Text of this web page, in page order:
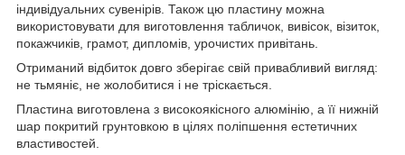
індивідуальних сувенірів. Також цю пластину можна
використовувати для виготовлення табличок, вивісок, візиток,
покажчиків, грамот, дипломів, урочистих привітань.
Отриманий відбиток довго зберігає свій привабливий вигляд:
не тьмяніє, не жолобитися і не тріскається.
Пластина виготовлена з високоякісного алюмінію, а її нижній
шар покритий грунтовкою в цілях поліпшення естетичних
властивостей.